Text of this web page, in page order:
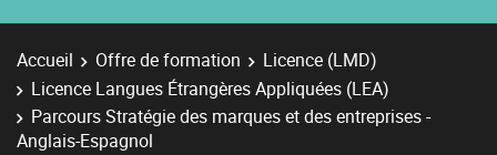
Accueil Offre de formation
Licence (LMD)
Licence Langues Étrangères Appliquées (LEA)
Parcours Stratégie des marques et des entreprises -
Anglais-Espagnol